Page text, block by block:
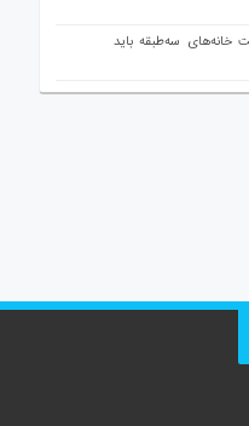
خانه‌های سه‌طبقه باید